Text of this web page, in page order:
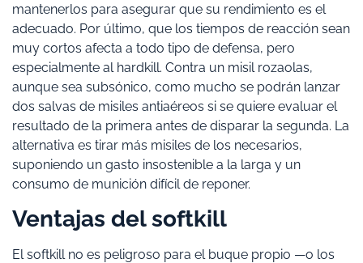
mantenerlos para asegurar que su rendimiento es el
adecuado. Por último, que los tiempos de reacción sean
muy cortos afecta a todo tipo de defensa, pero
especialmente al hardkill. Contra un misil rozaolas,
aunque sea subsónico, como mucho se podrán lanzar
dos salvas de misiles antiaéreos si se quiere evaluar el
resultado de la primera antes de disparar la segunda. La
alternativa es tirar más misiles de los necesarios,
suponiendo un gasto insostenible a la larga y un
consumo de munición difícil de reponer.
Ventajas del softkill
El softkill no es peligroso para el buque propio —o los